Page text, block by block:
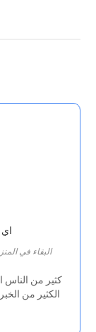
اي
البقاء في
الكثير من